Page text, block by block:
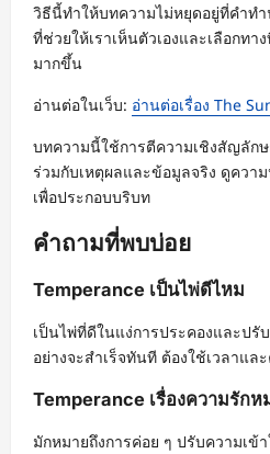
วิธีนี้ทำให้บทความไม่หยุดอยู่ที่คำท
ที่ช่วยให้เราเห็นตัวเองและเลือกท
มากขึ้น
อ่านต่อในเว็บ: อ่านต่อเรื่อง The
บทความนี้ใช้การตีความเชิงสัญลัก
ร่วมกับเหตุผลและข้อมูลจริง ดูควา
เพื่อประกอบบริบท
คำถามที่พบบ่อย
Temperance เป็นไพ่ดีไหม
เป็นไพ่ที่ดีในแง่การประคองและป
อย่างจะสำเร็จทันที ต้องใช้เวลาแล
Temperance เรื่องความรักห
มักหมายถึงการค่อย ๆ ปรับความเข้